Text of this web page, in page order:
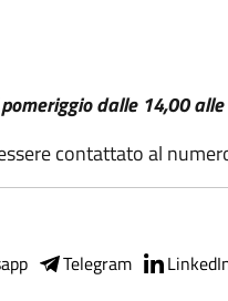
dalle 14,00
contattato al
Telegram